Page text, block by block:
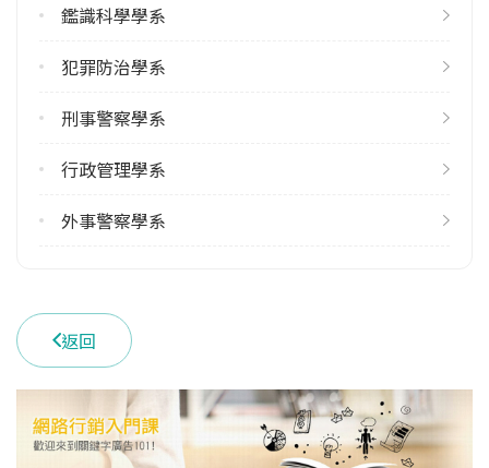
鑑識科學學系
犯罪防治學系
刑事警察學系
行政管理學系
外事警察學系
返回